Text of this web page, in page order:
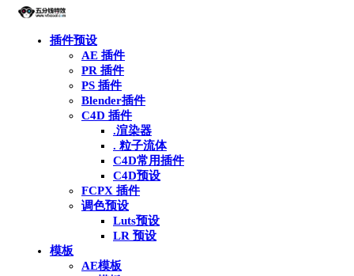
插件预设
AE 插件
PR 插件
PS 插件
Blender插件
C4D 插件
.渲染器
. 粒子流体
C4D常用插件
C4D预设
FCPX 插件
调色预设
Luts预设
LR 预设
模板
AE模板